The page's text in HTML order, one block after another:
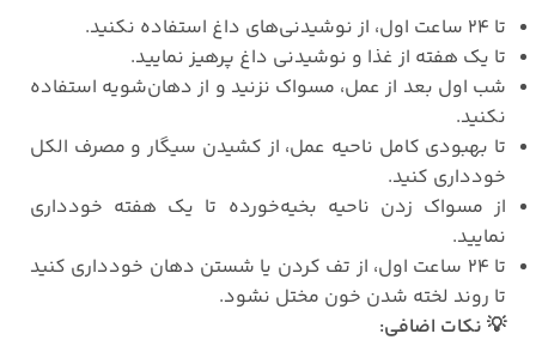
تا ۲۴ ساعت اول، از نوشیدنی‌های داغ استفاده نکنید.
تا یک هفته از غذا و نوشیدنی داغ پرهیز نمایید.
شب اول بعد از عمل، مسواک نزنید و از دهان‌شویه استفاده
نکنید.
تا بهبودی کامل ناحیه عمل، از کشیدن سیگار و مصرف الکل
خودداری کنید.
از مسواک زدن ناحیه بخیه‌خورده تا یک هفته خودداری
نمایید.
تا ۲۴ ساعت اول، از تف کردن یا شستن دهان خودداری کنید
تا روند لخته‌ شدن خون مختل نشود.
💡 نکات اضافی: